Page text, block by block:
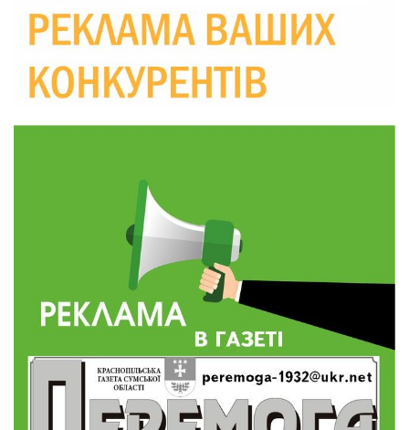
28 лип
підтримка ВПО: підсумки засідання виконкому
Краснопільської селищної ради
10:36
28 лип
Валентина Масалітіна: «Нас тримає віра в
Перемогу і повернення додому»
Обмежено придатний, але безмежно
вмотивований: Як колишній лісівник став асом
артилерії
490 пацієнтів та 15 відвіданих сіл: МБФ
«Альянс громадського здоров’я» підбив
підсумки роботи мобільних клінік у Сумській
області
12:24
23 лип
Покинув безпечне життя за кордоном, щоб
захистити рідну землю: пам’яті Сергія
Балабаєнка (ВІДЕО)